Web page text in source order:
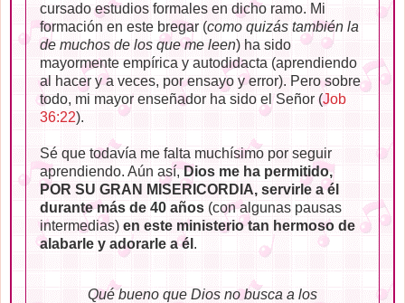
cursado estudios formales en dicho ramo. Mi
formación en este bregar (como quizás también la
de muchos de los que me leen) ha sido
mayormente empírica y autodidacta (aprendiendo
al hacer y a veces, por ensayo y error). Pero sobre
todo, mi mayor enseñador ha sido el Señor (Job
36:22).
Sé que todavía me falta muchísimo por seguir
aprendiendo. Aún así,Dios me ha permitido,
POR SU GRAN MISERICORDIA, servirle a él
durante más de 40 años (con algunas pausas
intermedias) en este ministerio tan hermoso de
alabarle y adorarle a él .
Qué bueno que Dios no busca a los